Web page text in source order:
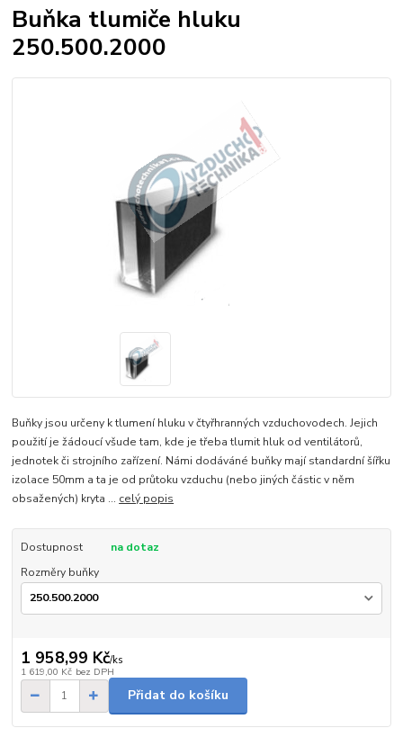
Buňka tlumiče hluku
250.500.2000
Buňky jsou určeny k tlumení hluku v čtyřhranných vzduchovodech. Jejich
použití je žádoucí všude tam, kde je třeba tlumit hluk od ventilátorů,
jednotek či strojního zařízení. Námi dodáváné buňky mají standardní šířku
izolace 50mm a ta je od průtoku vzduchu (nebo jiných částic v něm
obsažených) kryta ... celý popis
Dostupnost
na dotaz
Rozměry buňky
1 958,99 Kč/ks
1 619,00 Kč bez DPH
Přidat do košíku